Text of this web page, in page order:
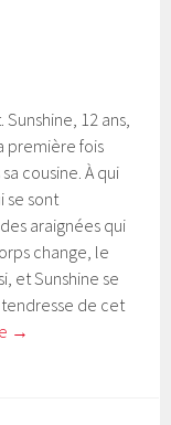
Sunshine, 12 ans,
première fois
cousine. À qui
se sont
araignées qui
change, le
et Sunshine se
de cet
→